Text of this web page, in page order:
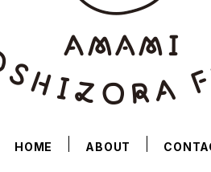
HOME ABOUT